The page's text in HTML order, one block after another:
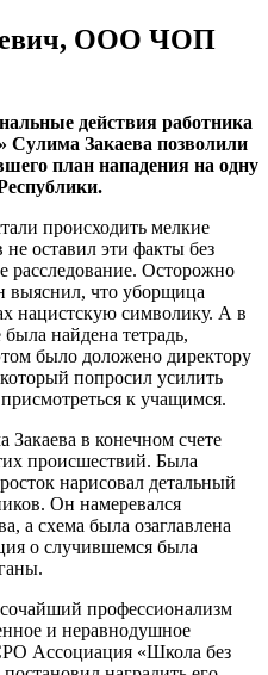
ООО ЧОП
действия работника
Закаева позволили
план нападения на одну
происходить мелкие
оставил эти факты без
расследование. Осторожно
выяснил, что уборщица
нацистскую символику. А в
найдена тетрадь,
было доложено директору
попросил усилить
к учащимся.
Закаева в конечном счете
происшествий. Была
нарисовал детальный
Он намеревался
а схема была озаглавлена
о случившемся была
профессионализм
и неравнодушное
Ассоциация «Школа без